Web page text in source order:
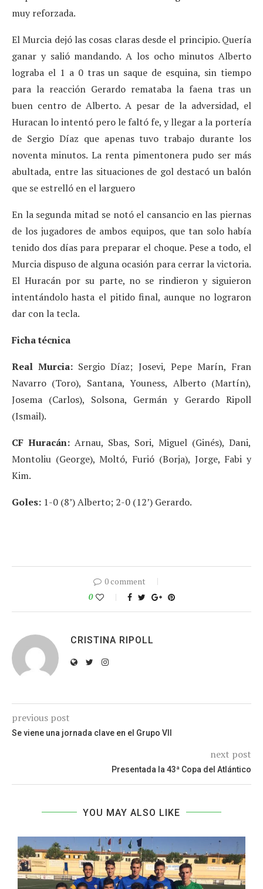
muy reforzada.
El Murcia dejó las cosas claras desde el principio. Quería
ganar y salió mandando. A los ocho minutos Alberto
lograba el 1 a 0 tras un saque de esquina, sin tiempo
para la reacción Gerardo remataba la faena tras un
buen centro de Alberto. A pesar de la adversidad, el
Huracan lo intentó pero le faltó fe, y llegar a la portería
de Sergio Díaz que apenas tuvo trabajo durante los
noventa minutos. La renta pimentonera pudo ser más
abultada, entre las situaciones de gol destacó un balón
que se estrelló en el larguero
En la segunda mitad se notó el cansancio en las piernas
de los jugadores de ambos equipos, que tan solo había
tenido dos días para preparar el choque. Pese a todo, el
Murcia dispuso de alguna ocasión para cerrar la victoria.
El Huracán por su parte, no se rindieron y siguieron
intentándolo hasta el pitido final, aunque no lograron
dar con la tecla.
Ficha técnica
Real Murcia: Sergio Díaz; Josevi, Pepe Marín, Fran
Navarro (Toro), Santana, Youness, Alberto (Martín),
Josema (Carlos), Solsona, Germán y Gerardo Ripoll
(Ismail).
CF Huracán: Arnau, Sbas, Sori, Miguel (Ginés), Dani,
Montoliu (George), Moltó, Furió (Borja), Jorge, Fabi y
Kim.
Goles: 1-0 (8’) Alberto; 2-0 (12’) Gerardo.
0 comment
0
CRISTINA RIPOLL
previous post
Se viene una jornada clave en el Grupo VII
next post
Presentada la 43ª Copa del Atlántico
YOU MAY ALSO LIKE